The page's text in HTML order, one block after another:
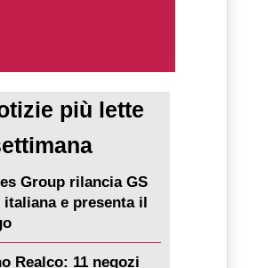
più lette
Group rilancia GS
e presenta il
Realco: 11 negozi